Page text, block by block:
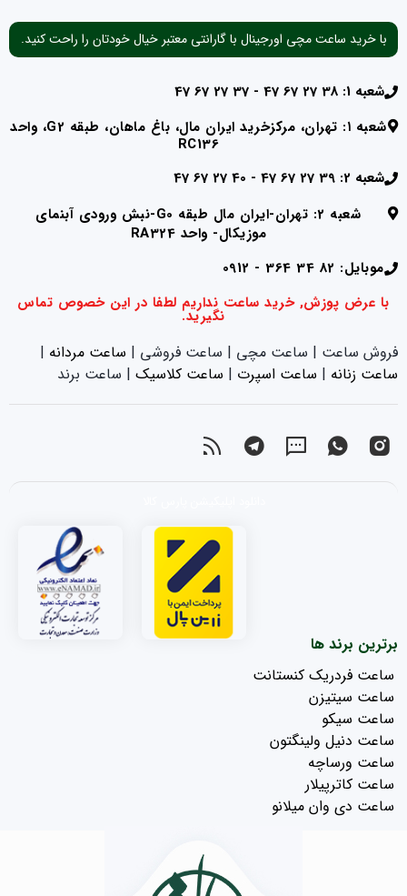
با خرید ساعت مچی اورجینال با گارانتی معتبر خیال خودتان را راحت کنید.
شعبه 1: 38 27 67 47 - 37 27 67 47
شعبه ۱: تهران، مرکزخرید ایران مال، باغ ماهان، طبقه G2، واحد
RC136
شعبه 2: 39 27 67 47 - 40 27 67 47
شعبه 2: تهران-ایران مال طبقه G0-نبش ورودی آبنمای
موزیکال- واحد RA324
موبایل: 82 34 364 - 0912
با عرض پوزش, خرید ساعت نداریم لطفا در این خصوص تماس
نگیرید.
فروش ساعت | ساعت مچی | ساعت فروشی | ساعت مردانه |
ساعت زنانه |‌ ساعت اسپرت |‌ ساعت کلاسیک | ساعت برند
برترین برند ها
ساعت فردریک کنستانت
ساعت سیتیزن
ساعت سیکو
ساعت دنیل ولینگتون
ساعت ورساچه
ساعت کاترپیلار
ساعت دی وان میلانو